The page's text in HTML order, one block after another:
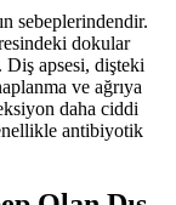
sebeplerindendir.
dokular
apsesi, dişteki
ve ağrıya
daha ciddi
antibiyotik